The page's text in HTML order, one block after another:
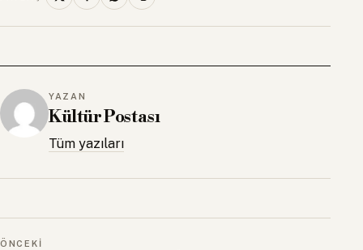
YAZAN
Kültür Postası
Tüm yazıları
ÖNCEKI